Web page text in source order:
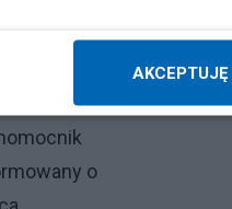
utrudniony
o
AKCEPTUJĘ